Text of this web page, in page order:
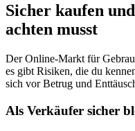
Sicher kaufen
achten musst
Der Online-Markt für
es gibt Risiken, die du
sich vor Betrug und
Als Verkäufer sicher